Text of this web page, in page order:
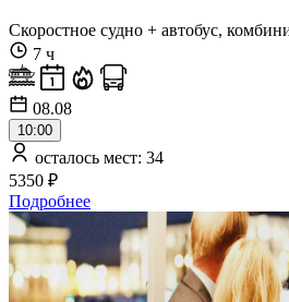
Скоростное судно + автобус,
7 ч
08.08
10:00
осталось мест: 34
5350 ₽
Подробнее